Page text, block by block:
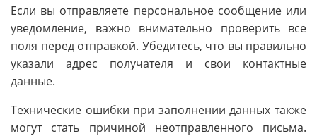
Если вы отправляете персональное сообщение или
уведомление, важно внимательно проверить все
поля перед отправкой. Убедитесь, что вы правильно
указали адрес получателя и свои контактные
данные.
Технические ошибки при заполнении данных также
могут стать причиной неотправленного письма.